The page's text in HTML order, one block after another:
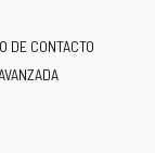
DE CONTACTO